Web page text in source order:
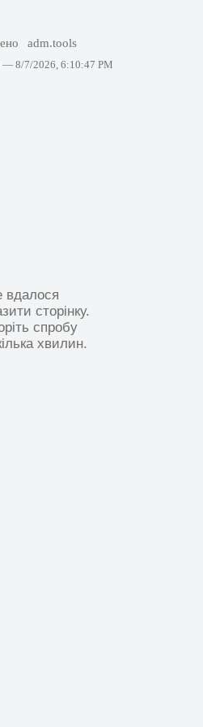
adm.tools
— 8/7/2026, 6:10:47 PM
вдалося
сторінку.
спробу
хвилин.